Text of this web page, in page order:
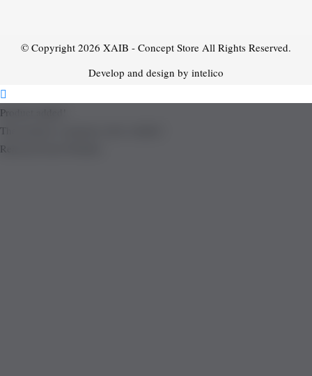
© Copyright 2026 XAIB - Concept Store All Rights Reserved.
Develop and design by intelico
Product added!
The product is already in the wishlist!
Removed from Wishlist